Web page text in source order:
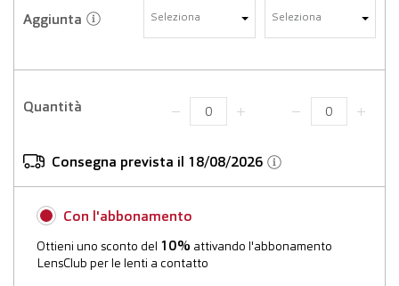
Aggiunta Seleziona Seleziona
Quantità
Consegna prevista il 18/08/2026
Con l'abbonamento
Ottieni uno sconto del 10% attivando l'abbonamento
LensClub per le lenti a contatto